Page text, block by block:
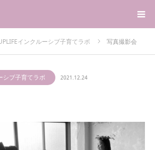
インクルーシブ子育てラボ 写真撮影会
シブ子育てラボ 2021.12.24